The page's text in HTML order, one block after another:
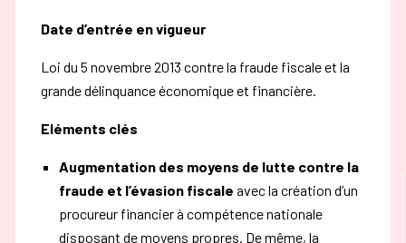
Date d’entrée en vigueur
Loi du 5 novembre 2013 contre la fraude fiscale et la
grande délinquance économique et financière.
Eléments clés
Augmentation des moyens de lutte contre la
fraude et l’évasion fiscale avec la création d’un
procureur financier à compétence nationale
disposant de moyens propres. De même, la